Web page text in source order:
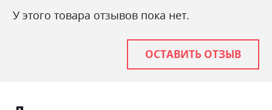
модерн, ретро
ламінована ДСП
У этого товара отзывов пока нет.
ОСТАВИТЬ ОТЗЫВ